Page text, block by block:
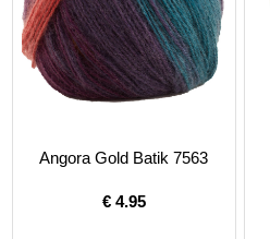
Angora Gold Batik 7563
€ 4.95